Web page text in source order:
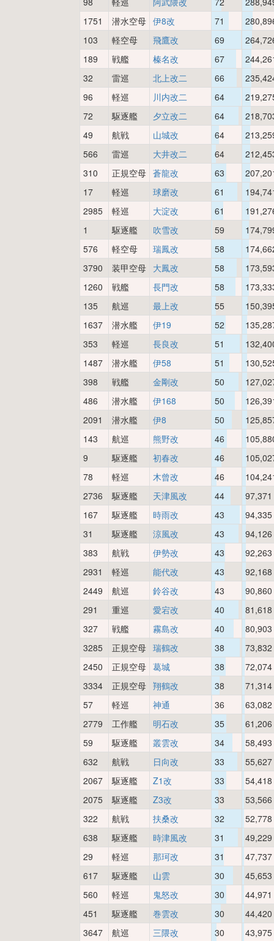
1751
潜水空母 伊8改 71
103
軽空母 飛鷹改 69
189
戦艦 榛名改 67
32
雷巡 北上改二 66
96
軽巡 川内改二 64
72
駆逐艦 夕立改二 64
49
航戦 山城改 64
566
雷巡 大井改二 64
310
正規空母 蒼龍改 63
17
軽巡 球磨改 61
2985
軽巡 大淀改 61
1
駆逐艦 吹雪改 59
576
軽空母 瑞鳳改 58
3790
装甲空母 大鳳改 58
1260
戦艦 長門改 58
135
航巡 最上改 55
1637
潜水艦 伊19 52
353
軽巡 長良改 51
1487
潜水艦 伊58 51
398
戦艦 金剛改 50
486
潜水艦 伊168 50
2091
潜水艦 伊8 50
143
航巡 熊野改 46
9
駆逐艦 初春改 46
78
軽巡 木曾改 46
2736
駆逐艦 天津風改 44
97,371
167
駆逐艦 時雨改 43
94,335
31
駆逐艦 涼風改 43
94,126
383
航戦 伊勢改 43
92,263
2931
軽巡 能代改 43
92,168
2449
航巡 鈴谷改 43
90,860
291
重巡 愛宕改 40
81,618
327
戦艦 霧島改 40
80,903
3285
正規空母 瑞鶴改 38
73,832
2450
正規空母 葛城 38
72,074
3334
正規空母 翔鶴改 38
71,314
57
軽巡 神通 36
63,082
2779
工作艦 明石改 35
61,206
59
駆逐艦 叢雲改 34
58,493
632
航戦 日向改 33
55,627
2067
駆逐艦 Z1改 33
54,418
2075
駆逐艦 Z3改 33
53,566
322
航戦 扶桑改 32
52,778
638
駆逐艦 時津風改 31
49,229
29
軽巡 那珂改 31
47,737
617
駆逐艦 山雲 30
45,653
560
軽巡 鬼怒改 30
44,971
451
駆逐艦 巻雲改 30
44,420
3647
航巡 三隈改 30
43,975